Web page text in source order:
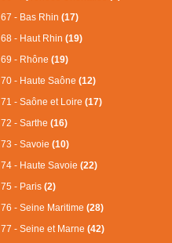
67 - Bas Rhin (17)
68 - Haut Rhin (19)
69 - Rhône (19)
70 - Haute Saône (12)
71 - Saône et Loire (17)
72 - Sarthe (16)
73 - Savoie (10)
74 - Haute Savoie (22)
75 - Paris (2)
76 - Seine Maritime (28)
77 - Seine et Marne (42)